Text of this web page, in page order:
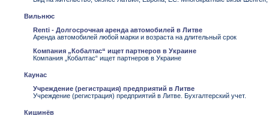
Вильнюс
Renti - Долгосрочная аренда автомобилей в Литве
Аренда автомобилей любой марки и возраста на длительный срок
Компания „Кобалтас“ ищет партнеров в Украине
Компания „Кобалтас“ ищет партнеров в Украине
Каунас
Учреждение (регистрация) предприятий в Литве
Учреждение (регистрация) предприятий в Литве. Бухгалтерский учет.
Кишинёв